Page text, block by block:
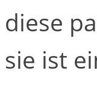
diese
sie ist